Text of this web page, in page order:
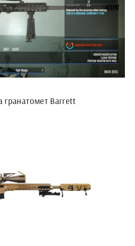
гранатомет Barrett